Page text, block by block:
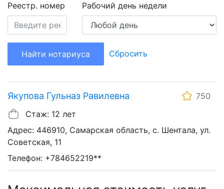
Реестр. номер Рабочий день недели
Найти нотариуса Сбросить
Якупова Гульназ Равилевна
750
Стаж: 12 лет
Адрес: 446910, Самарская область, с. Шентала, ул.
Советская, 11
Телефон: +784652219**